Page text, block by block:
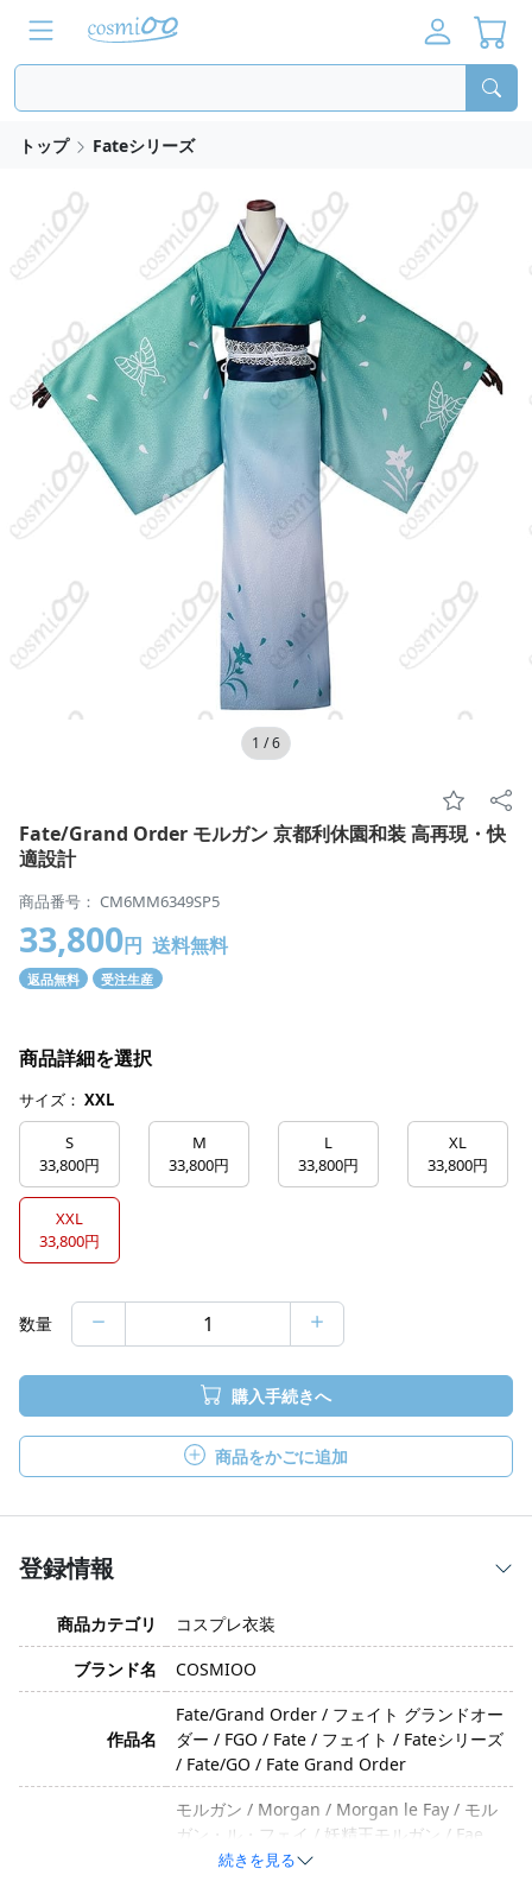
トップ Fateシリーズ
1 /6
Fate/Grand Order モルガン 京都利休園和装 高再現・快
適設計
商品番号： CM6MM6349SP5
33,800円 送料無料
返品無料 受注生産
商品詳細を選択
サイズ： XXL
S
33,800円
M
33,800円
L
33,800円
XL
33,800円
XXL
33,800円
数量
購入手続きへ
商品をかごに追加
登録情報
商品カテゴリ
コスプレ衣装
ブランド名
COSMIOO
作品名
Fate/Grand Order / フェイト グランドオー
ダー / FGO / Fate / フェイト / Fateシリーズ
/ Fate/GO / Fate Grand Order
モルガン / Morgan / Morgan le Fay / モル
ガン・ル・フェイ / 妖精王モルガン / Fae
Queen Morgan / モルガン（バーサーカ
続きを見る